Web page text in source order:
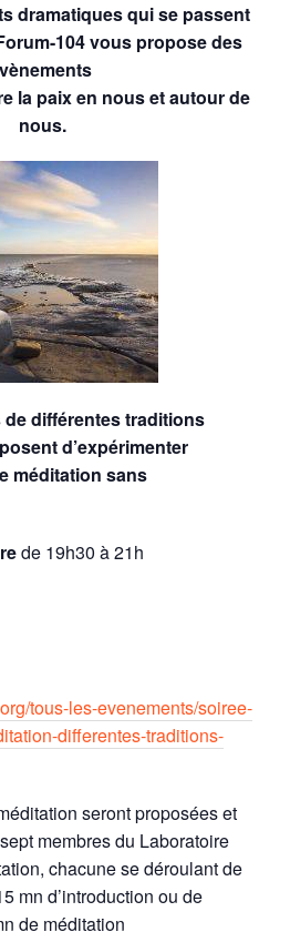
dramatiques qui se passent
104 vous propose des
la paix en nous et autour de
nous.
différentes traditions
d’expérimenter
méditation sans
de 19h30 à 21h
tous-les-evenements/soiree-
differentes-traditions-
seront proposées et
membres du Laboratoire
chacune se déroulant de
mn d’introduction ou de
de méditation